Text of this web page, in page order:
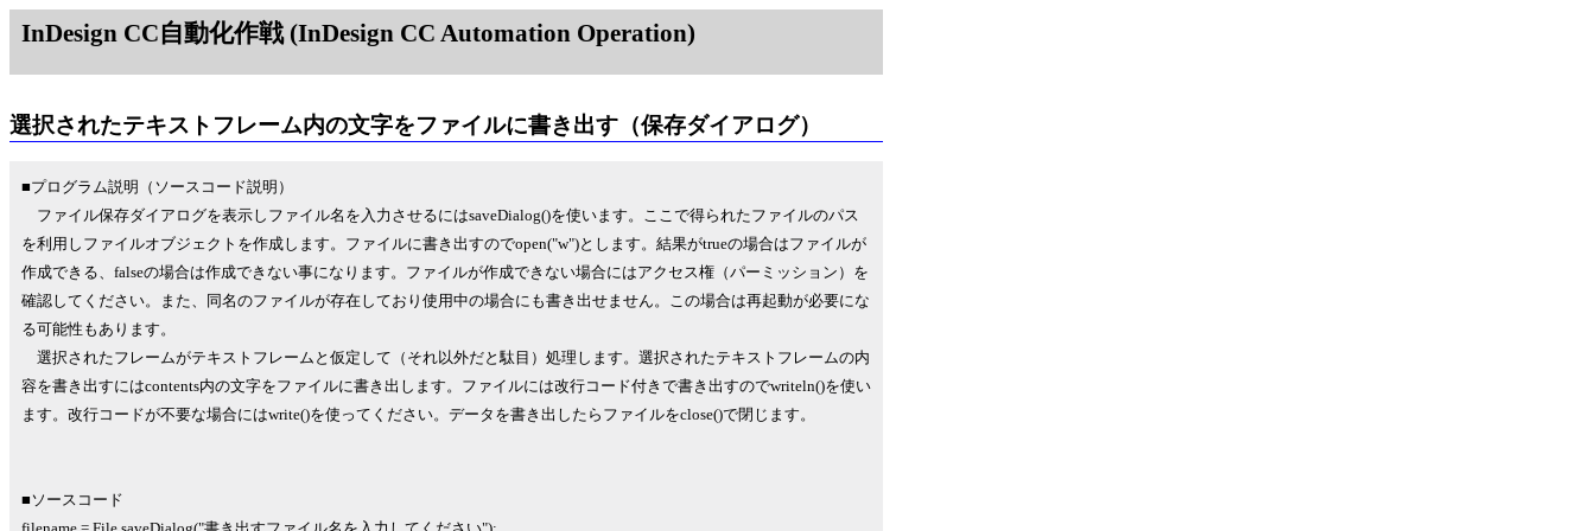
InDesign CC自動化作戦 (InDesign CC Automation Operation)
選択されたテキストフレーム内の文字をファイルに書き出す（保存ダイアログ）
■プログラム説明（ソースコード説明）
ファイル保存ダイアログを表示しファイル名を入力させるにはsaveDialog()を使います。ここで得られたファイルのパス
を利用しファイルオブジェクトを作成します。ファイルに書き出すのでopen("w")とします。結果がtrueの場合はファイルが
作成できる、falseの場合は作成できない事になります。ファイルが作成できない場合にはアクセス権（パーミッション）を
確認してください。また、同名のファイルが存在しており使用中の場合にも書き出せません。この場合は再起動が必要にな
る可能性もあります。
選択されたフレームがテキストフレームと仮定して（それ以外だと駄目）処理します。選択されたテキストフレームの内
容を書き出すにはcontents内の文字をファイルに書き出します。ファイルには改行コード付きで書き出すのでwriteln()を使い
ます。改行コードが不要な場合にはwrite()を使ってください。データを書き出したらファイルをclose()で閉じます。
■ソースコード